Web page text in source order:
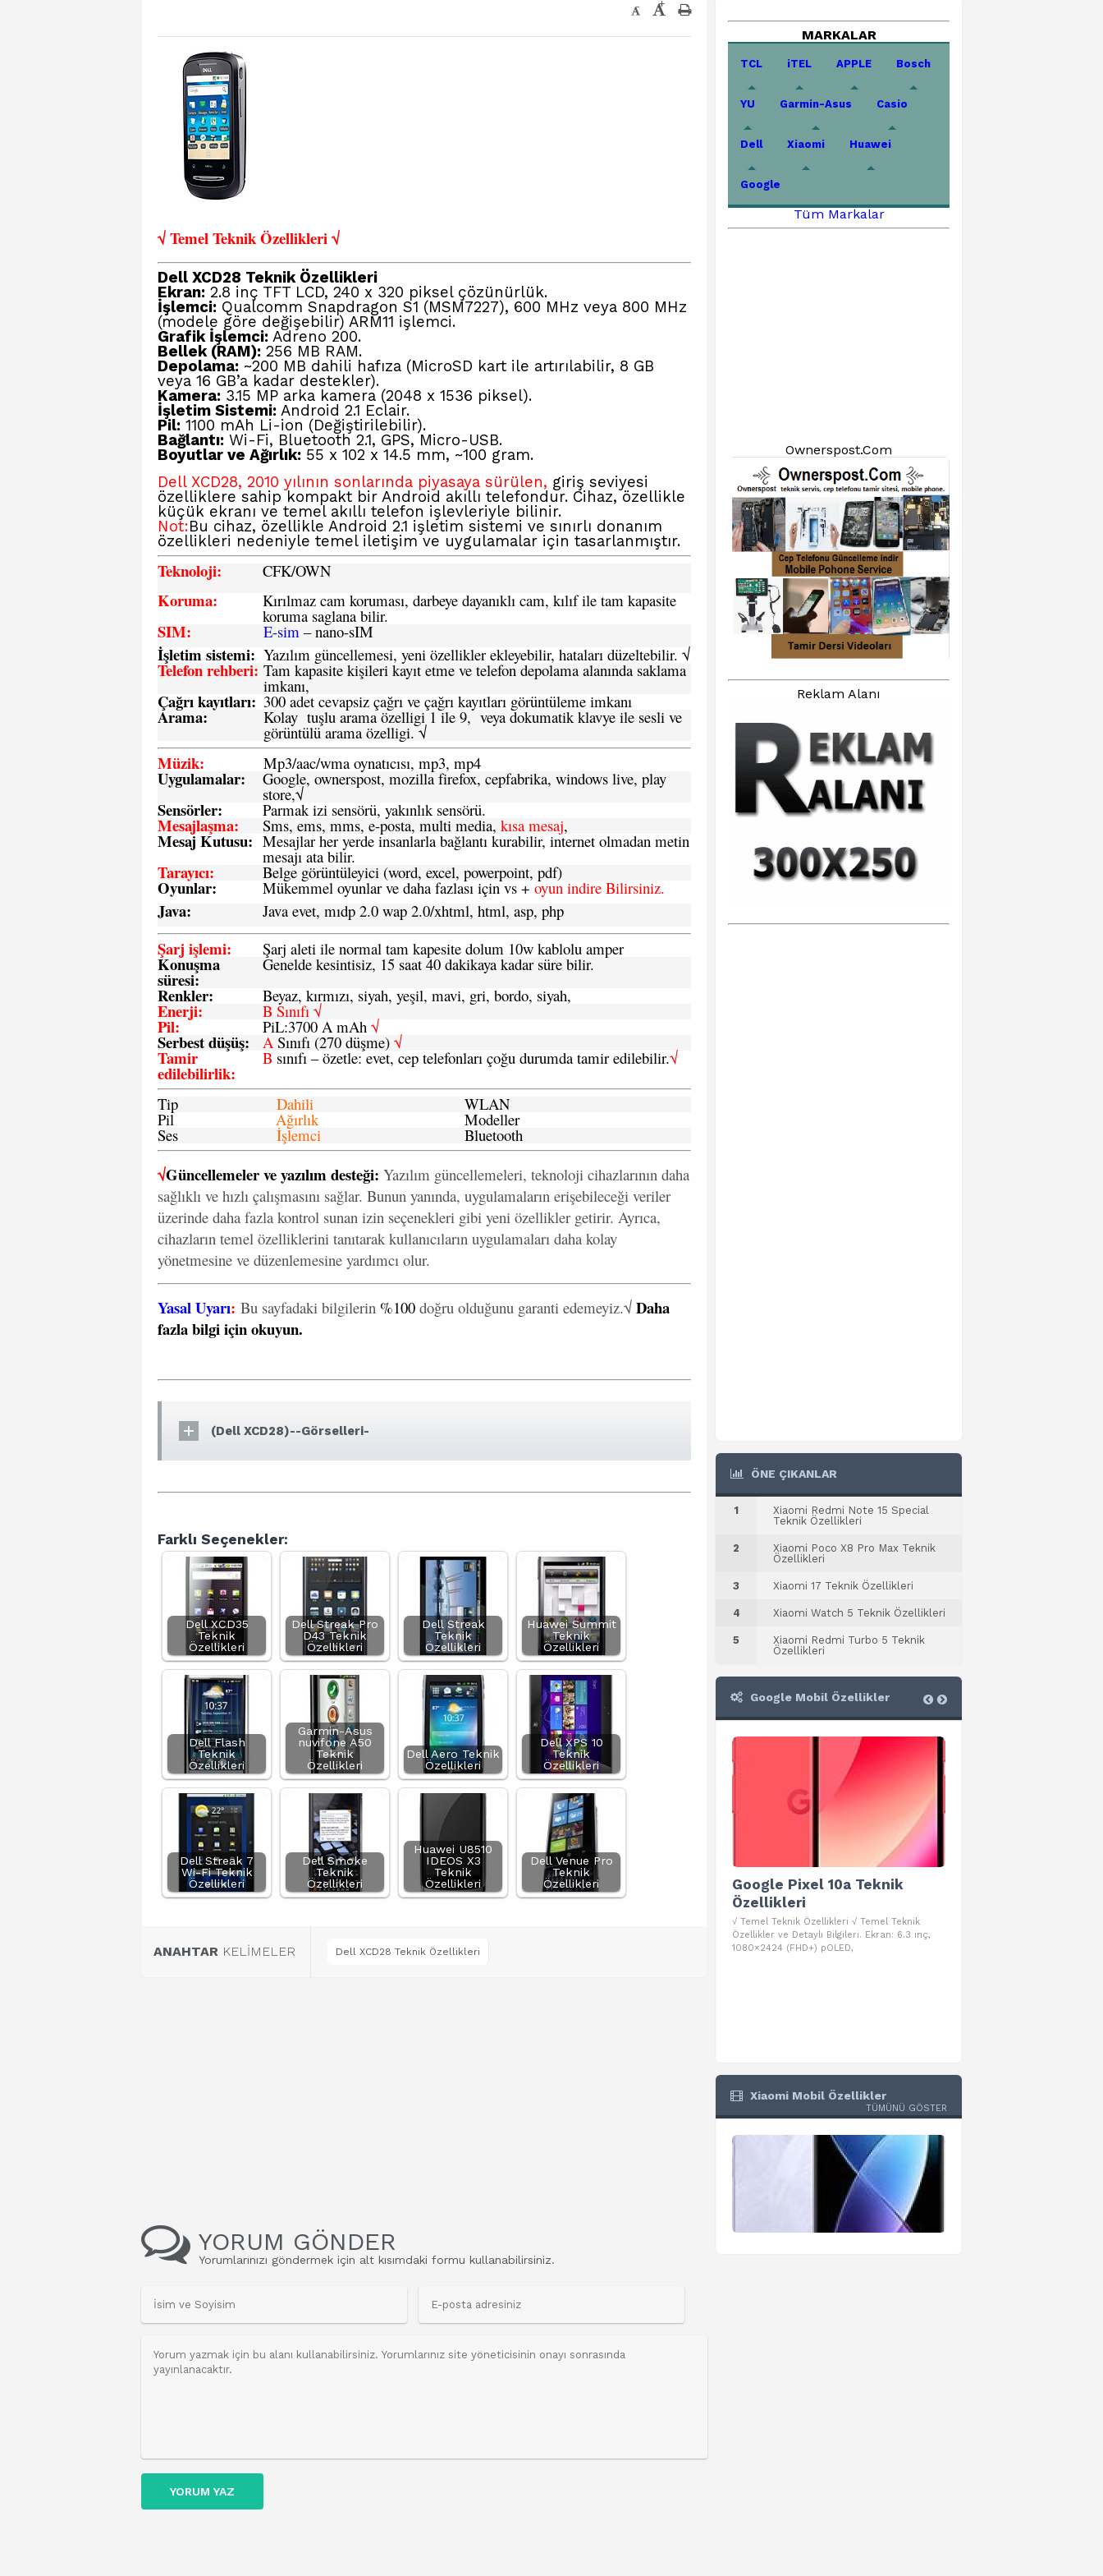
- +
√ Temel Teknik Özellikleri √
Dell XCD28 Teknik Özellikleri
Ekran: 2.8 inç TFT LCD, 240 x 320 piksel çözünürlük.
İşlemci: Qualcomm Snapdragon S1 (MSM7227), 600 MHz veya 800 MHz
(modele göre değişebilir) ARM11 işlemci.
Grafik İşlemci: Adreno 200.
Bellek (RAM): 256 MB RAM.
Depolama: ~200 MB dahili hafıza (MicroSD kart ile artırılabilir, 8 GB
veya 16 GB’a kadar destekler).
Kamera: 3.15 MP arka kamera (2048 x 1536 piksel).
İşletim Sistemi: Android 2.1 Eclair.
Pil: 1100 mAh Li-ion (Değiştirilebilir).
Bağlantı: Wi-Fi, Bluetooth 2.1, GPS, Micro-USB.
Boyutlar ve Ağırlık: 55 x 102 x 14.5 mm, ~100 gram.
Dell XCD28, 2010 yılının sonlarında piyasaya sürülen, giriş seviyesi
özelliklere sahip kompakt bir Android akıllı telefondur. Cihaz, özellikle
küçük ekranı ve temel akıllı telefon işlevleriyle bilinir.
Not:Bu cihaz, özellikle Android 2.1 işletim sistemi ve sınırlı donanım
özellikleri nedeniyle temel iletişim ve uygulamalar için tasarlanmıştır.
Teknoloji: CFK/OWN
Koruma: Kırılmaz cam koruması, darbeye dayanıklı cam, kılıf ile tam kapasite
koruma saglana bilir.
SIM: E-sim – nano-sIM
İşletim sistemi: Yazılım güncellemesi, yeni özellikler ekleyebilir, hataları düzeltebilir. √
Telefon rehberi: Tam kapasite kişileri kayıt etme ve telefon depolama alanında saklama
imkanı,
Çağrı kayıtları: 300 adet cevapsiz çağrı ve çağrı kayıtları görüntüleme imkanı
Arama: Kolay tuşlu arama özelligi 1 ile 9, veya dokumatik klavye ile sesli ve
görüntülü arama özelligi. √
Müzik: Mp3/aac/wma oynatıcısı, mp3, mp4
Uygulamalar: Google, ownerspost, mozilla firefox, cepfabrika, windows live, play
store,√
Sensörler: Parmak izi sensörü, yakınlık sensörü.
Mesajlaşma: Sms, ems, mms, e-posta, multi media, kısa mesaj,
Mesaj Kutusu: Mesajlar her yerde insanlarla bağlantı kurabilir, internet olmadan metin
mesajı ata bilir.
Tarayıcı: Belge görüntüleyici (word, excel, powerpoint, pdf)
Oyunlar: Mükemmel oyunlar ve daha fazlası için vs +oyun indire Bilirsiniz.
Java: Java evet, mıdp 2.0 wap 2.0/xhtml, html, asp, php
Şarj işlemi: Şarj aleti ile normal tam kapesite dolum 10w kablolu amper
Konuşma
süresi:
Genelde kesintisiz, 15 saat 40 dakikaya kadar süre bilir.
Renkler: Beyaz, kırmızı, siyah, yeşil, mavi, gri, bordo, siyah,
Enerji: B Sınıfı √
Pil: PiL:3700 A mAh √
Serbest düşüş: ASınıfı (270 düşme) √
Tamir
edilebilirlik:
B sınıfı – özetle: evet, cep telefonları çoğu durumda tamir edilebilir.√
Tip Dahili WLAN
Pil Ağırlık Modeller
Ses İşlemci Bluetooth
√Güncellemeler ve yazılım desteği: Yazılım güncellemeleri, teknoloji cihazlarının daha
sağlıklı ve hızlı çalışmasını sağlar. Bunun yanında, uygulamaların erişebileceği veriler
üzerinde daha fazla kontrol sunan izin seçenekleri gibi yeni özellikler getirir. Ayrıca,
cihazların temel özelliklerini tanıtarak kullanıcıların uygulamaları daha kolay
yönetmesine ve düzenlemesine yardımcı olur.
Yasal Uyarı: Bu sayfadaki bilgilerin %100 doğru olduğunu garanti edemeyiz.√ Daha
fazla bilgi için okuyun.
(Dell XCD28)--Görselleri-
Farklı Seçenekler:
Dell XCD35
Teknik
Özellikleri
Dell Streak Pro
D43 Teknik
Özellikleri
Dell Streak
Teknik
Özellikleri
Huawei Summit
Teknik
Özellikleri
Dell Flash
Teknik
Özellikleri
Garmin-Asus
nuvifone A50
Teknik
Özellikleri
Dell Aero Teknik
Özellikleri
Dell XPS 10
Teknik
Özellikleri
Dell Streak 7
Wi-Fi Teknik
Özellikleri
Dell Smoke
Teknik
Özellikleri
Huawei U8510
IDEOS X3
Teknik
Özellikleri
Dell Venue Pro
Teknik
Özellikleri
ANAHTAR KELİMELER Dell XCD28 Teknik Özellikleri
YORUM GÖNDER
Yorumlarınızı göndermek için alt kısımdaki formu kullanabilirsiniz.
YORUM YAZ
MARKALAR
TCL iTEL APPLE Bosch
YU Garmin-Asus Casio
Dell Xiaomi Huawei
Google
Tüm Markalar
Ownerspost.Com
Reklam Alanı
ÖNE ÇIKANLAR
1
Xiaomi Redmi Note 15 Special
Teknik Özellikleri
2
Xiaomi Poco X8 Pro Max Teknik
Özellikleri
3 Xiaomi 17 Teknik Özellikleri
4 Xiaomi Watch 5 Teknik Özellikleri
5
Xiaomi Redmi Turbo 5 Teknik
Özellikleri
Google Mobil Özellikler
Google Pixel 10 Pro Teknik
Özellikleri
Google Pixel 10a Teknik
Özellikleri
√ Temel Teknik Özellikleri √ Temel Teknik
Özellikler ve Detaylı Bilgileri. Ekran: 6.3 inç,
1080×2424 (FHD+) pOLED,
Xiaomi Mobil Özellikler
TÜMÜNÜ GÖSTER